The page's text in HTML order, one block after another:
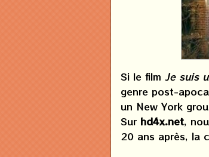
Si le film Je suis
genre post-
un New York
Sur hd4x.net,
20 ans après, la